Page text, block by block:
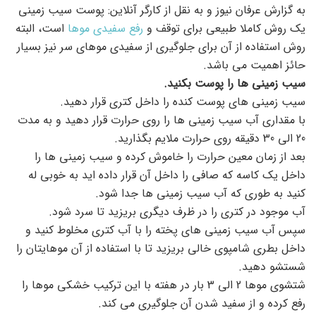
به گزارش عرفان نیوز و به نقل از کارگر آنلاین: پوست سیب زمینی
یک روش کاملا طبیعی برای توقف و رفع سفیدی موها است، البته
روش استفاده از آن برای جلوگیری از سفیدی موهای سر نیز بسیار
حائز اهمیت می باشد.
سیب زمینی ها را پوست بکنید.
سیب زمینی های پوست کنده را داخل کتری قرار دهید.
با مقداری آب سیب زمینی ها را روی حرارت قرار دهید و به مدت
20 الی 30 دقیقه روی حرارت ملایم بگذارید.
بعد از زمان معین حرارت را خاموش کرده و سیب زمینی ها را
داخل یک کاسه که صافی را داخل آن قرار داده اید به خوبی له
کنید به طوری که آب سیب زمینی ها جدا شود.
آب موجود در کتری را در ظرف دیگری بریزید تا سرد شود.
سپس آب سیب زمینی های پخته را با آب کتری مخلوط کنید و
داخل بطری شامپوی خالی بریزید تا با استفاده از آن موهایتان را
شستشو دهید.
شتشوی موها 2 الی 3 بار در هفته با این ترکیب خشکی موها را
رفع کرده و از سفید شدن آن جلوگیری می کند.